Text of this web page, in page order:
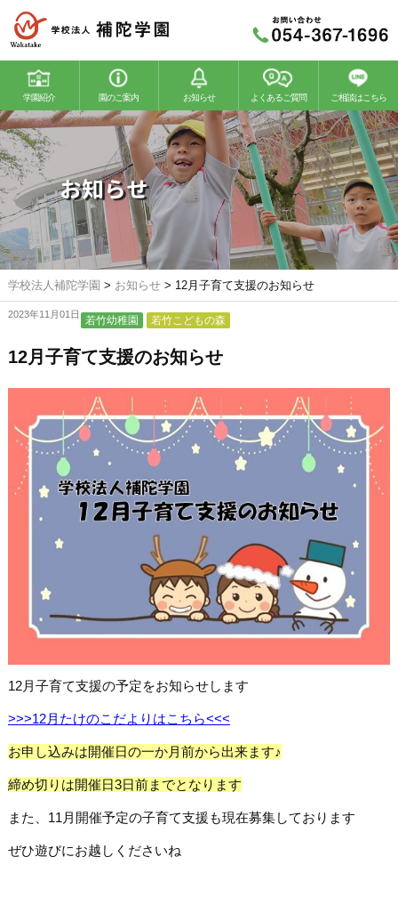
学園紹介 園のご案内
若竹幼稚園 若竹こどもの森
お知らせ よくあるご質問 ご相談はこちら
お知らせ
学校法人補陀学園 > お知らせ> 12月子育て支援のお知らせ
2023年11月01日 若竹幼稚園 若竹こどもの森
12月子育て支援のお知らせ
12月子育て支援の予定をお知らせします
>>>12月たけのこだよりはこちら<<<
お申し込みは開催日の一か月前から出来ます♪
締め切りは開催日3日前までとなります
また、11月開催予定の子育て支援も現在募集しております
ぜひ遊びにお越しくださいね